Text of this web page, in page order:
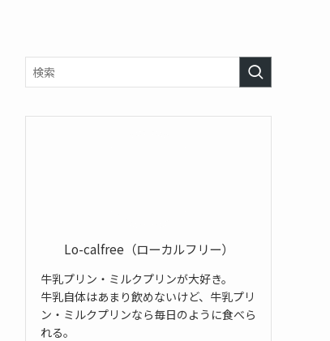
Lo-calfree（ローカルフリー）
牛乳プリン・ミルクプリンが大好き。
牛乳自体はあまり飲めないけど、牛乳プリ
ン・ミルクプリンなら毎日のように食べら
れる。